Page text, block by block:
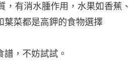
有消水腫作用，水果如香蕉、
葉菜都是高鉀的食物選擇
，不妨試試。